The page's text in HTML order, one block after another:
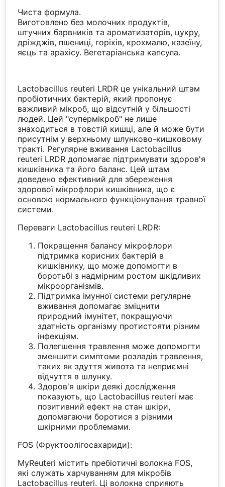
Чиста формула.
Виготовлено без молочних продуктів,
штучних барвників та ароматизаторів, цукру,
дріжджів, пшениці, горіхів, крохмалю, казеїну,
яєць та арахісу. Вегетаріанська капсула.
Lactobacillus reuteri LRDR це унікальний штам
пробіотичних бактерій, який пропонує
важливий мікроб, що відсутній у більшості
людей. Цей "супермікроб" не лише
знаходиться в товстій кишці, але й може бути
присутнім у верхньому шлунково-кишковому
тракті. Регулярне вживання Lactobacillus
reuteri LRDR допомагає підтримувати здоров'я
кишківника та його баланс. Цей штам
доведено ефективний для збереження
здорової мікрофлори кишківника, що є
основою нормального функціонування травної
системи.
Переваги Lactobacillus reuteri LRDR:
Покращення балансу мікрофлори
підтримка корисних бактерій в
кишківнику, що може допомогти в
боротьбі з надмірним ростом шкідливих
мікроорганізмів.
Підтримка імунної системи регулярне
вживання допомагає зміцнити
природний імунітет, покращуючи
здатність організму протистояти різним
інфекціям.
Полегшення травлення може допомогти
зменшити симптоми розладів травлення,
таких як здуття живота та неприємні
відчуття в шлунку.
Здоров'я шкіри деякі дослідження
показують, що Lactobacillus reuteri має
позитивний ефект на стан шкіри,
допомагаючи боротися з різними
шкірними проблемами.
FOS (Фруктоолігосахариди):
MyReuteri містить пребіотичні волокна FOS,
які служать харчуванням для мікробів
Lactobacillus reuteri. Ці волокна сприяють